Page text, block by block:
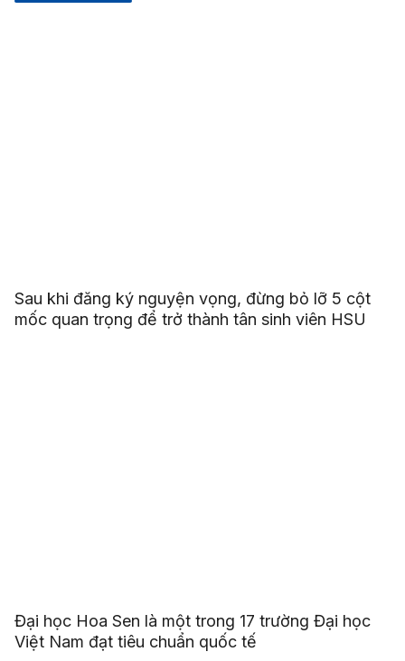
Sau khi đăng ký nguyện vọng, đừng bỏ lỡ 5 cột
mốc quan trọng để trở thành tân sinh viên HSU
Đại học Hoa Sen là một trong 17 trường Đại học
Việt Nam đạt tiêu chuẩn quốc tế